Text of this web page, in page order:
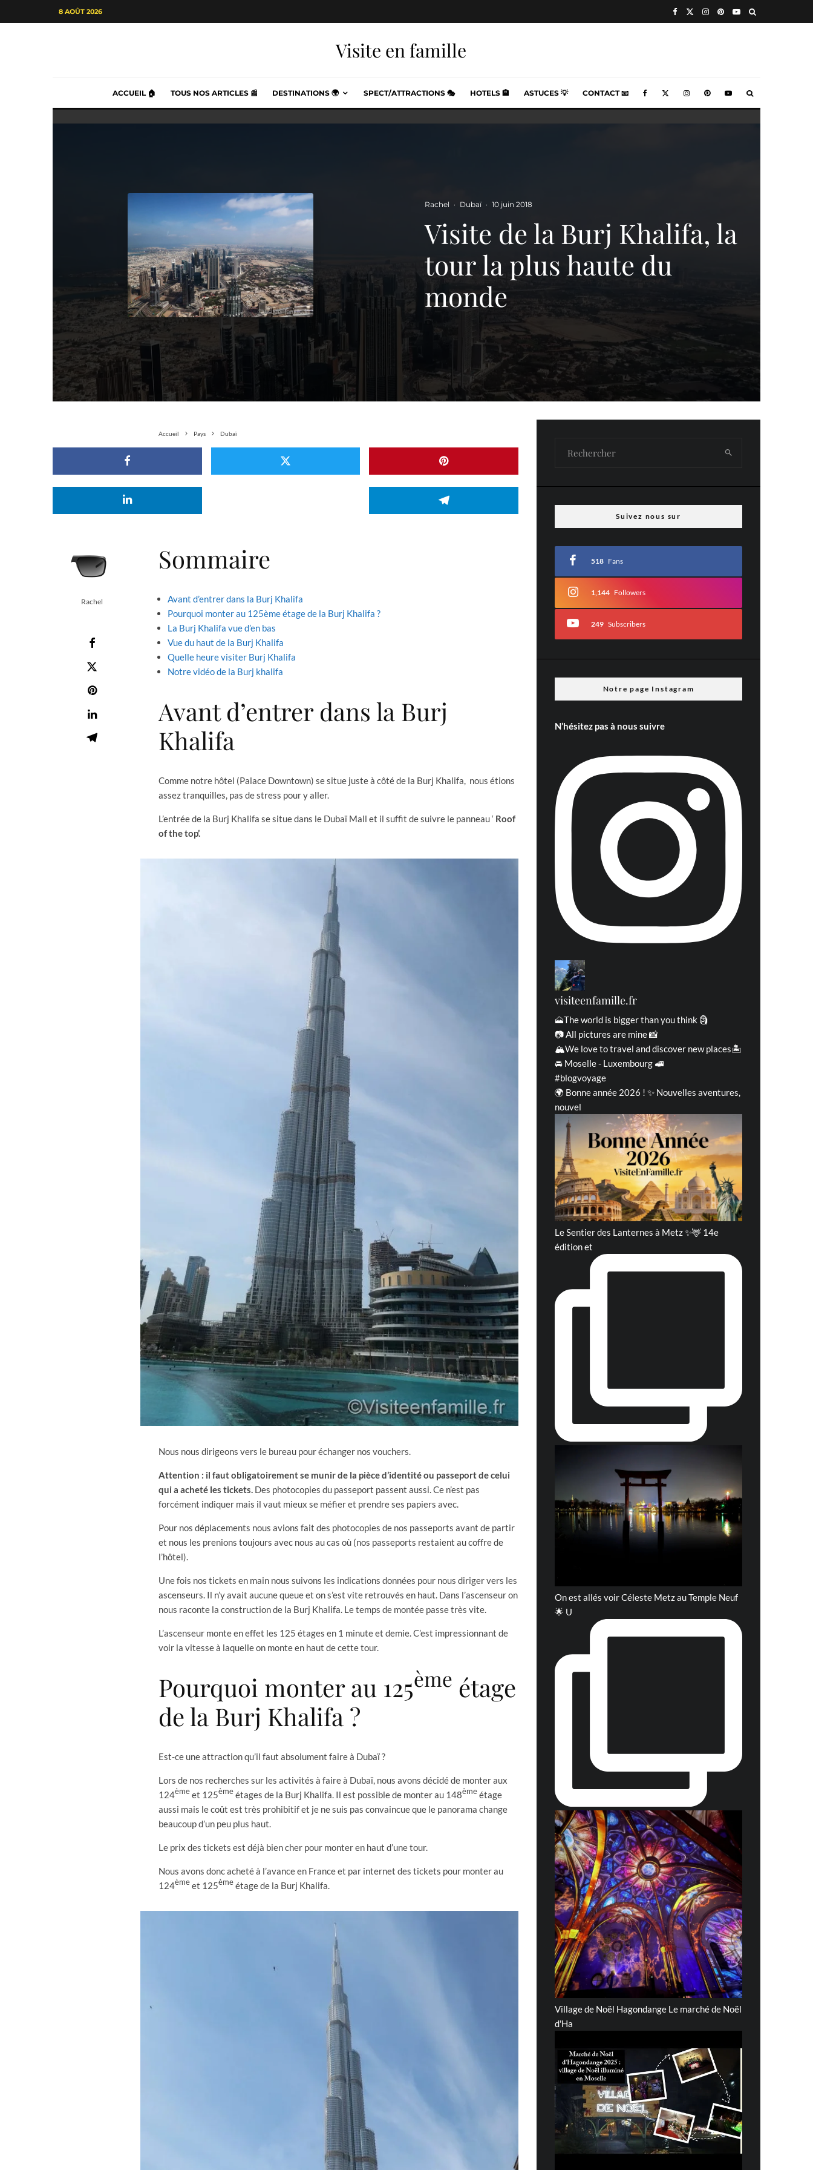
8 AOÛT 2026
Visite en famille
ACCUEIL 🏠 TOUS NOS ARTICLES 📰 DESTINATIONS 🌍 SPECT/ATTRACTIONS 🎭 HOTELS 🏨 ASTUCES 💡 CONTACT 📧
Rachel · Dubaï · 10 juin 2018
Visite de la Burj Khalifa, la
tour la plus haute du
monde
Accueil Pays Dubaï
Rachel
Sommaire
Avant d’entrer dans la Burj Khalifa
Pourquoi monter au 125ème étage de la Burj Khalifa ?
La Burj Khalifa vue d’en bas
Vue du haut de la Burj Khalifa
Quelle heure visiter Burj Khalifa
Notre vidéo de la Burj khalifa
Avant d’entrer dans la Burj
Khalifa
Comme notre hôtel (Palace Downtown) se situe juste à côté de la Burj Khalifa, nous étions
assez tranquilles, pas de stress pour y aller.
L’entrée de la Burj Khalifa se situe dans le Dubaï Mall et il suffit de suivre le panneau ‘ Roof
of the top’.
Nous nous dirigeons vers le bureau pour échanger nos vouchers.
Attention : il faut obligatoirement se munir de la pièce d’identité ou passeport de celui
qui a acheté les tickets. Des photocopies du passeport passent aussi. Ce n’est pas
forcément indiquer mais il vaut mieux se méfier et prendre ses papiers avec.
Pour nos déplacements nous avions fait des photocopies de nos passeports avant de partir
et nous les prenions toujours avec nous au cas où (nos passeports restaient au coffre de
l’hôtel).
Une fois nos tickets en main nous suivons les indications données pour nous diriger vers les
ascenseurs. Il n’y avait aucune queue et on s’est vite retrouvés en haut. Dans l’ascenseur on
nous raconte la construction de la Burj Khalifa. Le temps de montée passe très vite.
L’ascenseur monte en effet les 125 étages en 1 minute et demie. C’est impressionnant de
voir la vitesse à laquelle on monte en haut de cette tour.
Pourquoi monter au 125ème étage
de la Burj Khalifa ?
Est-ce une attraction qu’il faut absolument faire à Dubaï ?
Lors de nos recherches sur les activités à faire à Dubaï, nous avons décidé de monter aux
124ème et 125ème étages de la Burj Khalifa. Il est possible de monter au 148ème étage
aussi mais le coût est très prohibitif et je ne suis pas convaincue que le panorama change
beaucoup d’un peu plus haut.
Le prix des tickets est déjà bien cher pour monter en haut d’une tour.
Nous avons donc acheté à l’avance en France et par internet des tickets pour monter au
124ème et 125ème étage de la Burj Khalifa.
Suivez nous sur
518 Fans
1,144 Followers
249 Subscribers
Notre page Instagram
N’hésitez pas à nous suivre
visiteenfamille.fr
🗻The world is bigger than you think 🗿
📷 All pictures are mine 📸
🏔We love to travel and discover new places🏝
🚘 Moselle - Luxembourg 🚅
#blogvoyage
🌍 Bonne année 2026 ! ✨ Nouvelles aventures,
nouvel
Le Sentier des Lanternes à Metz ✨🦌 14e
édition et
On est allés voir Céleste Metz au Temple Neuf
🌟 U
Village de Noël Hagondange Le marché de Noël
d'Ha